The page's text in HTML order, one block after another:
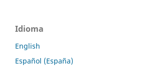
Idioma
English
Español (España)